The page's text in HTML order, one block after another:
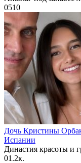
0510
Дочь Кристины
Испании
Династия красоты и
01.2к.